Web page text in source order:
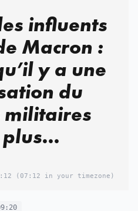
influents
Macron :
y a une
du
militaires
(07:12 in your timezone)